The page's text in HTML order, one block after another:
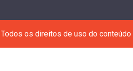
os direitos de uso do